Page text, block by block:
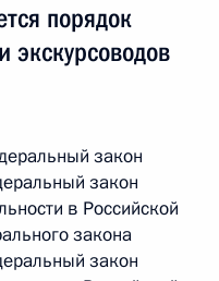
порядок
экскурсоводов
закон
закон
в Российской
закона
закон